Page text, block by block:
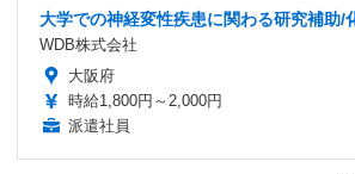
大学での神経変性疾患に関わる研究補助/
WDB株式会社
大阪府
時給1,800円～2,000円
派遣社員